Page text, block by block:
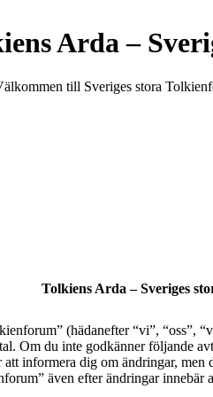
Arda –
till Sveriges stora
Tolkiens Arda – Sveriges
(hädanefter “vi”, “oss”,
Om du inte godkänner följande
informera dig om ändringar,
även efter ändringar